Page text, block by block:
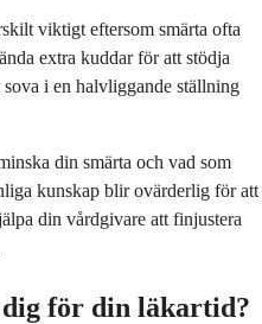
viktigt eftersom smärta ofta
extra kuddar för att stödja
i en halvliggande ställning
din smärta och vad som
kunskap blir ovärderlig för att
din vårdgivare att finjustera
för din läkartid?